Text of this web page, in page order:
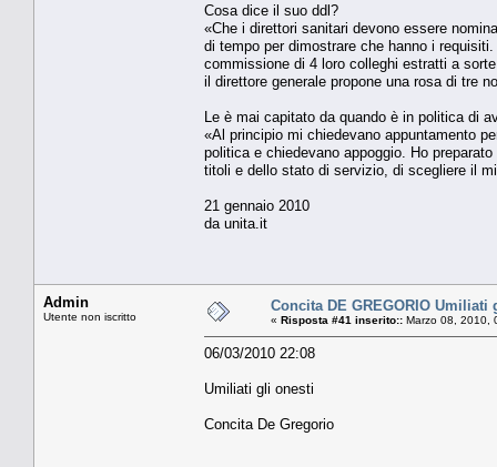
Cosa dice il suo ddl?
«Che i direttori sanitari devono essere
di tempo per dimostrare che hanno i
commissione di 4 loro colleghi estratti a
il direttore generale propone una rosa di tre
Le è mai capitato da quando è in politica di
«Al principio mi chiedevano appuntamento
politica e chiedevano appoggio. Ho
titoli e dello stato di servizio, di scegliere il
21 gennaio 2010
da unita.it
Admin
Utente non iscritto
Concita DE GREGORIO Umiliati
« Risposta #41 inserito:: Marzo 08, 2010,
06/03/2010 22:08
Umiliati gli onesti
Concita De Gregorio